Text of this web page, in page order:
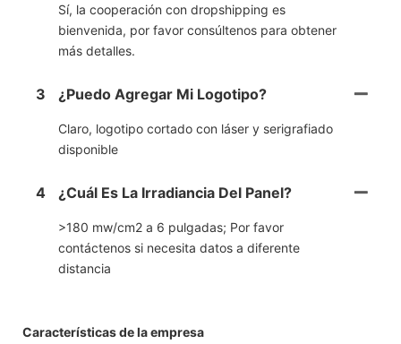
Sí, la cooperación con dropshipping es
bienvenida, por favor consúltenos para obtener
más detalles.
3 ¿Puedo Agregar Mi Logotipo?
Claro, logotipo cortado con láser y serigrafiado
disponible
4 ¿Cuál Es La Irradiancia Del Panel?
>180 mw/cm2 a 6 pulgadas; Por favor
contáctenos si necesita datos a diferente
distancia
Características de la empresa